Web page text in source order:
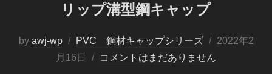
リップ溝型鋼キャップ
by awj-wp PVC 鋼材キャップシリーズ
2022年2
月16日
コメントはまだありません